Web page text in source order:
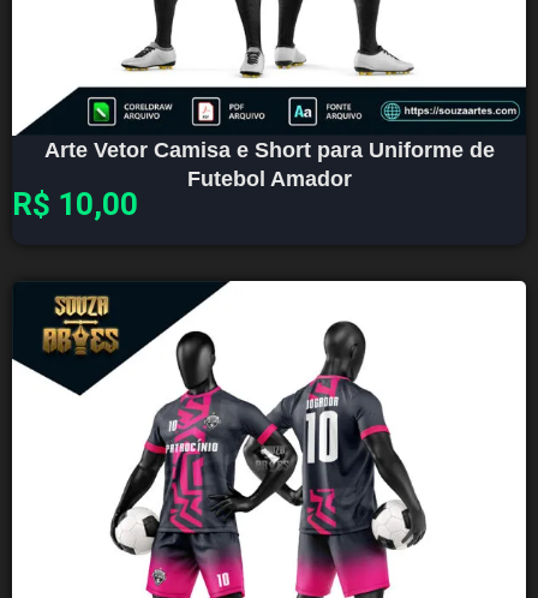
Arte Vetor Camisa e Short para Uniforme de
Futebol Amador
R$ 10,00